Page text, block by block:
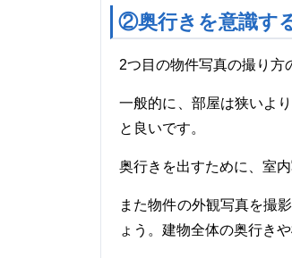
②奥行きを意識す
2つ目の物件写真の撮り方
一般的に、部屋は狭いよ
と良いです。
奥行きを出すために、室
また物件の外観写真を撮
ょう。建物全体の奥行き